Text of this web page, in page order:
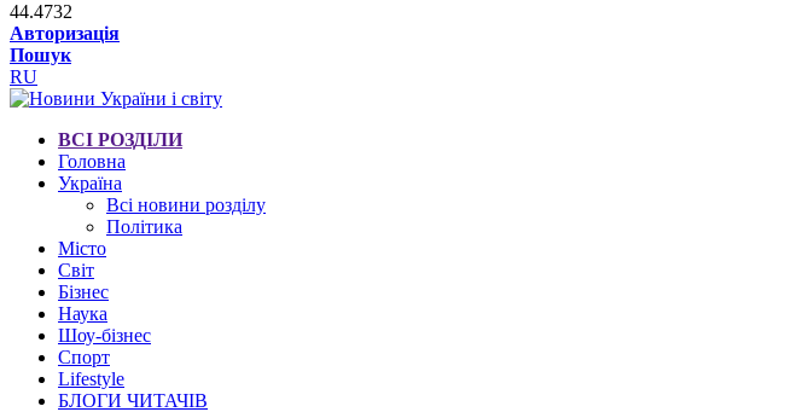
44.4732
Авторизація
Пошук
RU
ВСІ РОЗДІЛИ
Головна
Україна
Всі новини розділу
Політика
Місто
Світ
Бізнес
Наука
Шоу-бізнес
Спорт
Lifestyle
БЛОГИ ЧИТАЧІВ